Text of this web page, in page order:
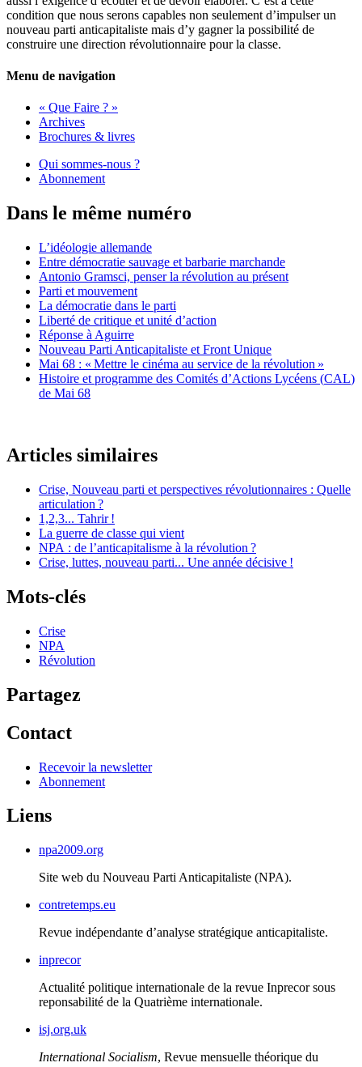
condition que nous serons capables non seulement d’impulser un
nouveau parti anticapitaliste mais d’y gagner la possibilité de
construire une direction révolutionnaire pour la classe.
Menu de navigation
« Que Faire ? »
Archives
Brochures & livres
Qui sommes-nous ?
Abonnement
Dans le même numéro
L’idéologie allemande
Entre démocratie sauvage et barbarie marchande
Antonio Gramsci, penser la révolution au présent
Parti et mouvement
La démocratie dans le parti
Liberté de critique et unité d’action
Réponse à Aguirre
Nouveau Parti Anticapitaliste et Front Unique
Mai 68 : « Mettre le cinéma au service de la révolution »
Histoire et programme des Comités d’Actions Lycéens (CAL)
de Mai 68
Articles similaires
Crise, Nouveau parti et perspectives révolutionnaires : Quelle
articulation ?
1,2,3... Tahrir !
La guerre de classe qui vient
NPA : de l’anticapitalisme à la révolution ?
Crise, luttes, nouveau parti... Une année décisive !
Mots-clés
Crise
NPA
Révolution
Partagez
Contact
Recevoir la newsletter
Abonnement
Liens
npa2009.org
Site web du Nouveau Parti Anticapitaliste (NPA).
contretemps.eu
Revue indépendante d’analyse stratégique anticapitaliste.
inprecor
Actualité politique internationale de la revue Inprecor sous
reponsabilité de la Quatrième internationale.
isj.org.uk
International Socialism, Revue mensuelle théorique du